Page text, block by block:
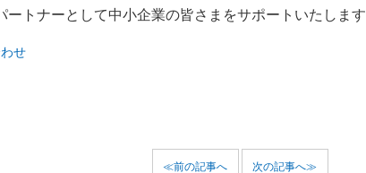
ートナーとして中小企業の皆さまをサポートいたします
≪前の記事へ 次の記事へ≫